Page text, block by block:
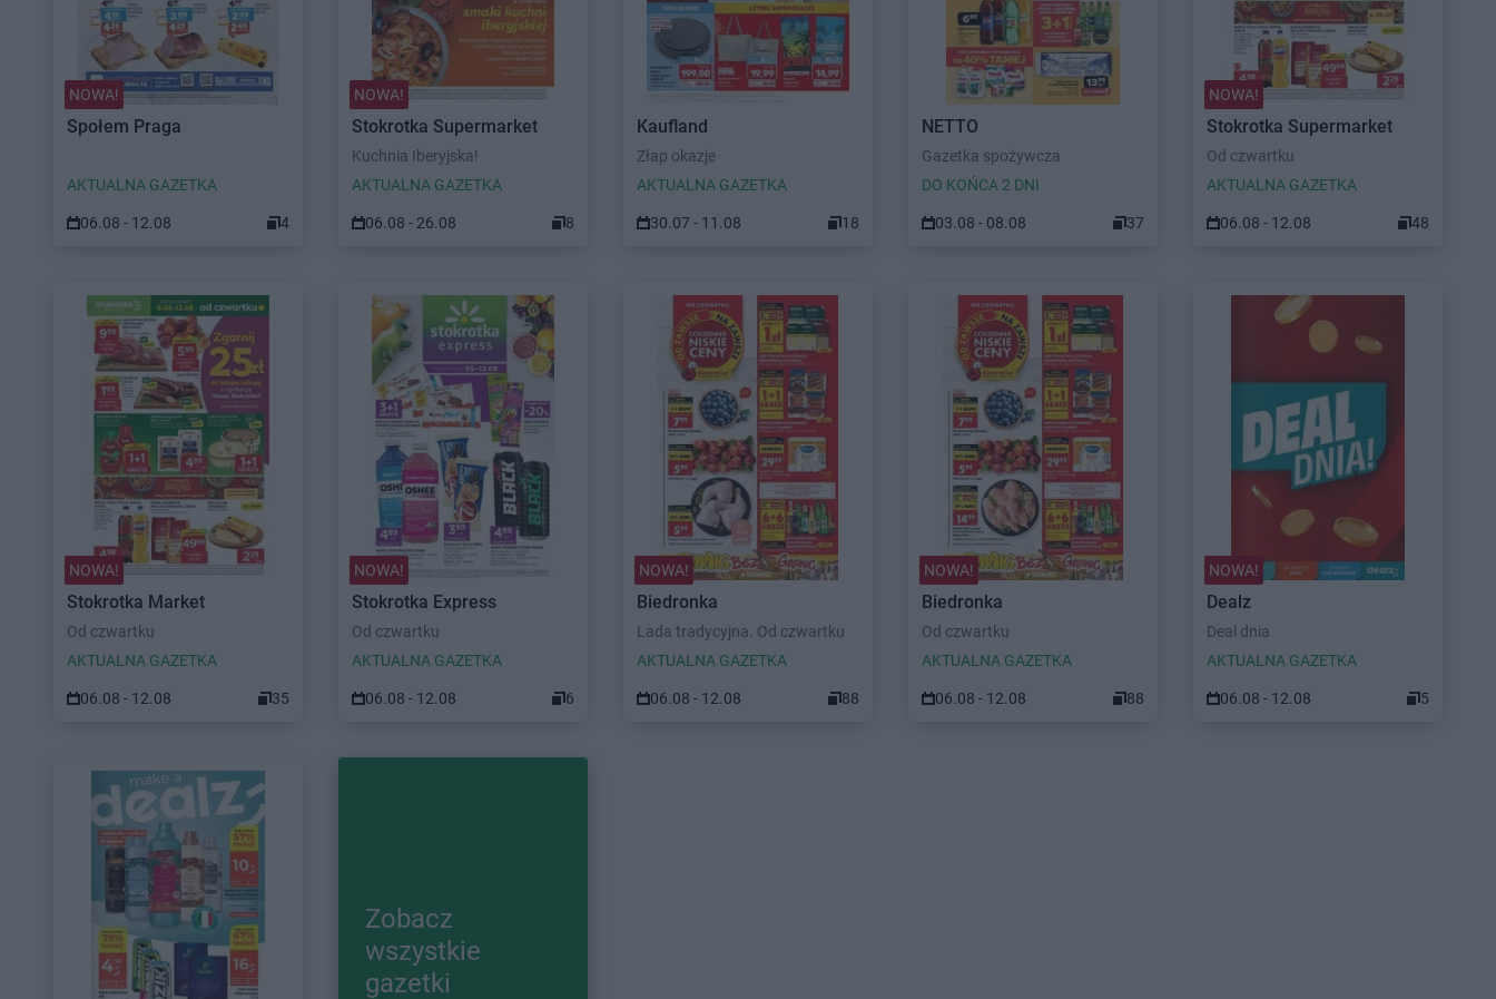
NOWA!
Społem Praga
AKTUALNA GAZETKA
06.08 - 12.08 4
NOWA!
Stokrotka Supermarket
Kuchnia Iberyjska!
AKTUALNA GAZETKA
06.08 - 26.08 8
Kaufland
Złap okazje
AKTUALNA GAZETKA
30.07 - 11.08 18
NETTO
Gazetka spożywcza
DO KOŃCA 2 DNI
03.08 - 08.08 37
NOWA!
Stokrotka Supermarket
Od czwartku
AKTUALNA GAZETKA
06.08 - 12.08 48
NOWA!
Stokrotka Market
Od czwartku
AKTUALNA GAZETKA
06.08 - 12.08 35
NOWA!
Stokrotka Express
Od czwartku
AKTUALNA GAZETKA
06.08 - 12.08 6
NOWA!
Biedronka
Lada tradycyjna. Od czwartku
AKTUALNA GAZETKA
06.08 - 12.08 88
NOWA!
Biedronka
Od czwartku
AKTUALNA GAZETKA
06.08 - 12.08 88
NOWA!
Dealz
Deal dnia
AKTUALNA GAZETKA
06.08 - 12.08 5
Zobacz
wszystkie
gazetki